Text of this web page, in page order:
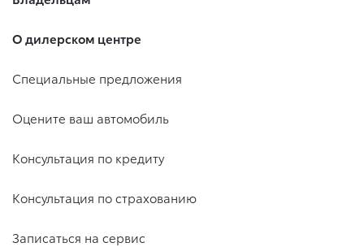
О дилерском центре
Специальные предложения
Оцените ваш автомобиль
Консультация по кредиту
Консультация по страхованию
Записаться на сервис